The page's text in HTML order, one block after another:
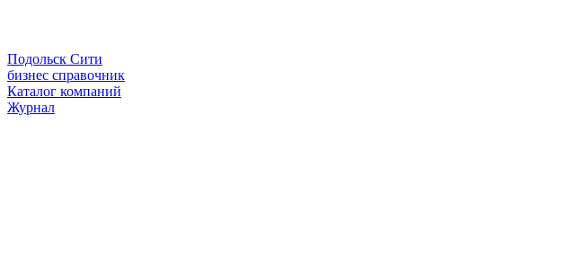
Подольск Сити
бизнес справочник
Каталог компаний
Журнал